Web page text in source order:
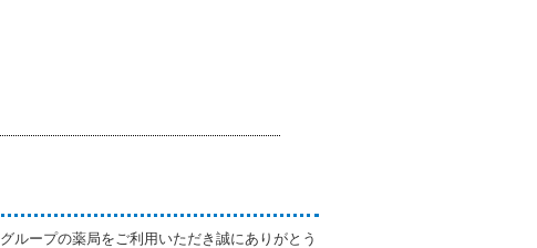
ループの薬局をご利用いただき誠にありがとう